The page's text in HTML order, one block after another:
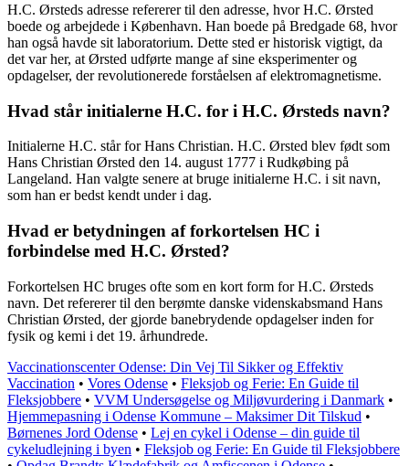
H.C. Ørsteds adresse refererer til den adresse, hvor H.C. Ørsted
boede og arbejdede i København. Han boede på Bredgade 68, hvor
han også havde sit laboratorium. Dette sted er historisk vigtigt, da
det var her, at Ørsted udførte mange af sine eksperimenter og
opdagelser, der revolutionerede forståelsen af elektromagnetisme.
Hvad står initialerne H.C. for i H.C. Ørsteds navn?
Initialerne H.C. står for Hans Christian. H.C. Ørsted blev født som
Hans Christian Ørsted den 14. august 1777 i Rudkøbing på
Langeland. Han valgte senere at bruge initialerne H.C. i sit navn,
som han er bedst kendt under i dag.
Hvad er betydningen af forkortelsen HC i
forbindelse med H.C. Ørsted?
Forkortelsen HC bruges ofte som en kort form for H.C. Ørsteds
navn. Det refererer til den berømte danske videnskabsmand Hans
Christian Ørsted, der gjorde banebrydende opdagelser inden for
fysik og kemi i det 19. århundrede.
Vaccinationscenter Odense: Din Vej Til Sikker og Effektiv
Vaccination • Vores Odense • Fleksjob og Ferie: En Guide til
Fleksjobbere • VVM Undersøgelse og Miljøvurdering i Danmark •
Hjemmepasning i Odense Kommune – Maksimer Dit Tilskud •
Børnenes Jord Odense • Lej en cykel i Odense – din guide til
cykeludlejning i byen • Fleksjob og Ferie: En Guide til Fleksjobbere